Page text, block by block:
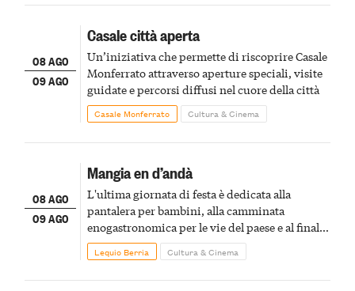
08 AGO
09 AGO
Casale città aperta
Un’iniziativa che permette di riscoprire Casale
Monferrato attraverso aperture speciali, visite
guidate e percorsi diffusi nel cuore della città
Casale Monferrato Cultura & Cinema
08 AGO
09 AGO
Mangia en d’andà
L'ultima giornata di festa è dedicata alla
pantalera per bambini, alla camminata
enogastronomica per le vie del paese e al finale
pirotecnico
Lequio Berria Cultura & Cinema